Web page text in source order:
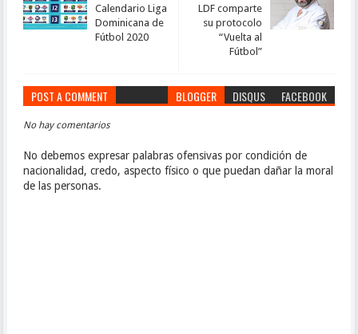
LDF comparte
su protocolo
“Vuelta al
Fútbol”
Calendario Liga
Dominicana de
Fútbol 2020
POST A COMMENT BLOGGER DISQUS FACEBOOK
No hay comentarios
No debemos expresar palabras ofensivas por condición de
nacionalidad, credo, aspecto físico o que puedan dañar la moral
de las personas.